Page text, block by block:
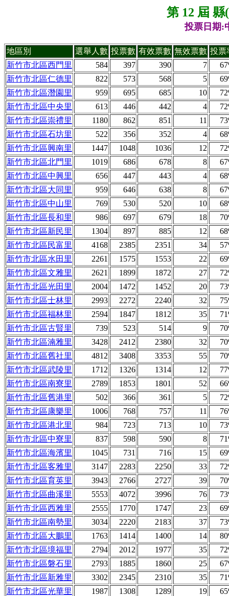
第 12 屆
投票日期:
地區別 選舉人數 投票數 有效票數 無效票數 投票
新竹市北區西門里
584 397 390 7
新竹市北區仁德里
822 573 568 5
新竹市北區潛園里
959 695 685 10
新竹市北區中央里
613 446 442 4
新竹市北區崇禮里
1180 862 851 11
新竹市北區石坊里
522 356 352 4
新竹市北區興南里
1447 1048 1036 12
新竹市北區北門里
1019 686 678 8
新竹市北區中興里
656 447 443 4
新竹市北區大同里
959 646 638 8
新竹市北區中山里
769 530 520 10
新竹市北區長和里
986 697 679 18
新竹市北區新民里
1304 897 885 12
新竹市北區民富里
4168 2385 2351 34
新竹市北區水田里
2261 1575 1553 22
新竹市北區文雅里
2621 1899 1872 27
新竹市北區光田里
2004 1472 1452 20
新竹市北區士林里
2993 2272 2240 32
新竹市北區福林里
2594 1847 1812 35
新竹市北區古賢里
739 523 514 9
新竹市北區湳雅里
3428 2412 2380 32
新竹市北區舊社里
4812 3408 3353 55
新竹市北區武陵里
1712 1326 1314 12
新竹市北區南寮里
2789 1853 1801 52
新竹市北區舊港里
502 366 361 5
新竹市北區康樂里
1006 768 757 11
新竹市北區港北里
984 723 713 10
新竹市北區中寮里
837 598 590 8
新竹市北區海濱里
1045 731 716 15
新竹市北區客雅里
3147 2283 2250 33
新竹市北區育英里
3943 2766 2727 39
新竹市北區曲溪里
5553 4072 3996 76
新竹市北區西雅里
2555 1770 1747 23
新竹市北區南勢里
3034 2220 2183 37
新竹市北區大鵬里
1763 1414 1400 14
新竹市北區境福里
2794 2012 1977 35
新竹市北區磐石里
2793 1885 1860 25
新竹市北區新雅里
3302 2345 2310 35
新竹市北區光華里
1987 1308 1289 19